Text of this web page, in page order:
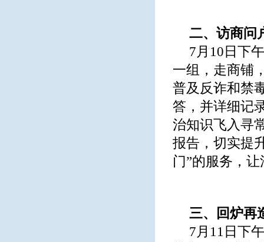
二、访商问
7月10日下
一组，走商铺
普及反诈和禁
答，并详细记
治知识飞入寻
报告，切实提
门”的服务，
三、回炉再
7月11日下